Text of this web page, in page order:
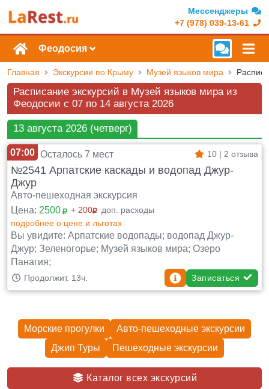
Мессенджеры
+7 (978) 039-13-61
Феодосия
Главная Экскурсии по Крыму Музей языков мира
Расписание экскурсий в Музей языков мира из
Феодосии c 07 по 14 августа 2026
13 августа 2026 (четверг)
07:00 Осталось 7 мест 10 | 2 отзыва
№2541 Арпатские каскады и водопад Джур-
Джур
Авто-пешеходная экскурсия
Цена: 2500 + 200
доп. расходы
подробнее о цене и льготах
Вы увидите: Арпатские водопады; водопад Джур-
Джур; Зеленогорье; Музей языков мира; Озеро
Панагия;
Продолжит. 13ч. Записаться
Морские прогулки
Авто-пешеходные экскурсии
Джип Туры
Пешеходные экскурcии
Каталог всех экскурсий